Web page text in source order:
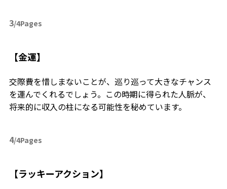
3/4Pages
【金運】
交際費を惜しまないことが、巡り巡って大きなチャンス
を運んでくれるでしょう。この時期に得られた人脈が、
将来的に収入の柱になる可能性を秘めています。
4/4Pages
【ラッキーアクション】